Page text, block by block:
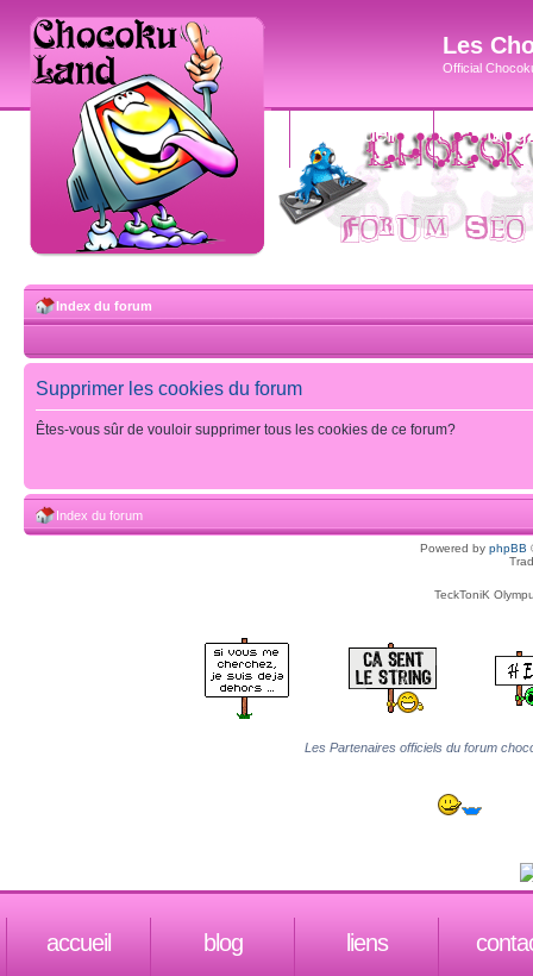
Les
Official
accueil blog
Index du forum
Supprimer les cookies du forum
Êtes-vous sûr de vouloir supprimer tous les cookies de ce forum?
Index du forum
Powered by phpBB
TeckToniK
Les Partenaires officiels du forum
accueil blog liens